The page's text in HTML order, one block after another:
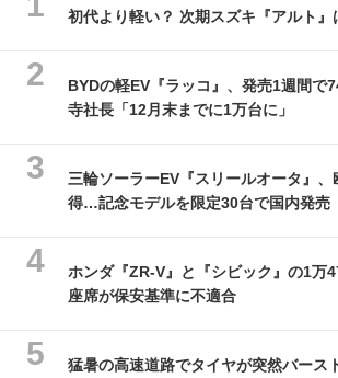
初代より軽い？ 次期スズキ『アルト
BYDの軽EV『ラッコ』、発売1週間
寺社長「12月末までに1万台に」
三輪ソーラーEV『スリールオータ』、
得…記念モデルを限定30台で国内発売
ホンダ『ZR-V』と『シビック』の1万
座席が保安基準に不適合
猛暑の高速道路でタイヤが突然バース